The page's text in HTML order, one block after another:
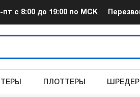
пт с 8:00 до 19:00 по МСК
ПЛОТТЕРЫ